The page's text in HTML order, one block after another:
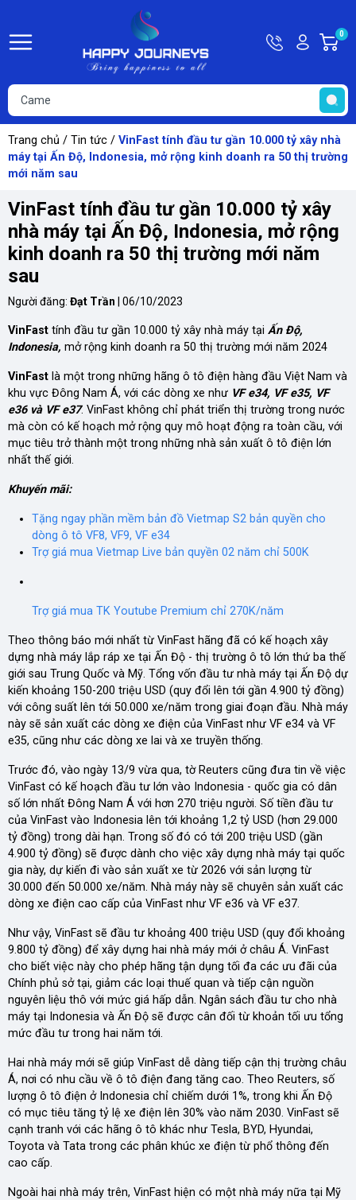
HotlineTài
khoản
Khách
0
Trang chủ / Tin tức / VinFast tính đầu tư gần 10.000 tỷ xây nhà
máy tại Ấn Độ, Indonesia, mở rộng kinh doanh ra 50 thị trường
mới năm sau
VinFast tính đầu tư gần 10.000 tỷ xây
nhà máy tại Ấn Độ, Indonesia, mở rộng
kinh doanh ra 50 thị trường mới năm
sau
Người đăng: Đạt Trần | 06/10/2023
VinFast tính đầu tư gần 10.000 tỷ xây nhà máy tại Ấn Độ,
Indonesia, mở rộng kinh doanh ra 50 thị trường mới năm 2024
VinFast là một trong những hãng ô tô điện hàng đầu Việt Nam và
khu vực Đông Nam Á, với các dòng xe như VF e34, VF e35, VF
e36 và VF e37. VinFast không chỉ phát triển thị trường trong nước
mà còn có kế hoạch mở rộng quy mô hoạt động ra toàn cầu, với
mục tiêu trở thành một trong những nhà sản xuất ô tô điện lớn
nhất thế giới.
Khuyến mãi:
Tặng ngay phần mềm bản đồ Vietmap S2 bản quyền cho
dòng ô tô VF8, VF9, VF e34
Trợ giá mua Vietmap Live bản quyền 02 năm chỉ 500K
Trợ giá mua TK Youtube Premium chỉ 270K/năm
Theo thông báo mới nhất từ VinFast hãng đã có kế hoạch xây
dựng nhà máy lắp ráp xe tại Ấn Độ - thị trường ô tô lớn thứ ba thế
giới sau Trung Quốc và Mỹ. Tổng vốn đầu tư nhà máy tại Ấn Độ dự
kiến khoảng 150-200 triệu USD (quy đổi lên tới gần 4.900 tỷ đồng)
với công suất lên tới 50.000 xe/năm trong giai đoạn đầu. Nhà máy
này sẽ sản xuất các dòng xe điện của VinFast như VF e34 và VF
e35, cũng như các dòng xe lai và xe truyền thống.
Trước đó, vào ngày 13/9 vừa qua, tờ Reuters cũng đưa tin về việc
VinFast có kế hoạch đầu tư lớn vào Indonesia - quốc gia có dân
số lớn nhất Đông Nam Á với hơn 270 triệu người. Số tiền đầu tư
của VinFast vào Indonesia lên tới khoảng 1,2 tỷ USD (hơn 29.000
tỷ đồng) trong dài hạn. Trong số đó có tới 200 triệu USD (gần
4.900 tỷ đồng) sẽ được dành cho việc xây dựng nhà máy tại quốc
gia này, dự kiến đi vào sản xuất xe từ 2026 với sản lượng từ
30.000 đến 50.000 xe/năm. Nhà máy này sẽ chuyên sản xuất các
dòng xe điện cao cấp của VinFast như VF e36 và VF e37.
Như vậy, VinFast sẽ đầu tư khoảng 400 triệu USD (quy đổi khoảng
9.800 tỷ đồng) để xây dựng hai nhà máy mới ở châu Á. VinFast
cho biết việc này cho phép hãng tận dụng tối đa các ưu đãi của
Chính phủ sở tại, giảm các loại thuế quan và tiếp cận nguồn
nguyên liệu thô với mức giá hấp dẫn. Ngân sách đầu tư cho nhà
máy tại Indonesia và Ấn Độ sẽ được cân đối từ khoản tối ưu tổng
mức đầu tư trong hai năm tới.
Hai nhà máy mới sẽ giúp VinFast dễ dàng tiếp cận thị trường châu
Á, nơi có nhu cầu về ô tô điện đang tăng cao. Theo Reuters, số
lượng ô tô điện ở Indonesia chỉ chiếm dưới 1%, trong khi Ấn Độ
có mục tiêu tăng tỷ lệ xe điện lên 30% vào năm 2030. VinFast sẽ
cạnh tranh với các hãng ô tô khác như Tesla, BYD, Hyundai,
Toyota và Tata trong các phân khúc xe điện từ phổ thông đến
cao cấp.
Ngoài hai nhà máy trên, VinFast hiện có một nhà máy nữa tại Mỹ